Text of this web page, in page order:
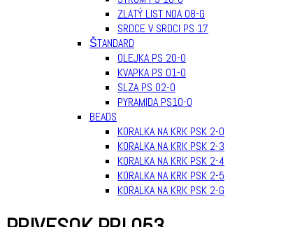
ZLATÝ LIST NOA 08-G
SRDCE V SRDCI PS 17
ŠTANDARD
OLEJKA PS 20-0
KVAPKA PS 01-0
SLZA PS 02-0
PYRAMIDA PS10-0
BEADS
KORALKA NA KRK PSK 2-0
KORALKA NA KRK PSK 2-3
KORALKA NA KRK PSK 2-4
KORALKA NA KRK PSK 2-5
KORALKA NA KRK PSK 2-G